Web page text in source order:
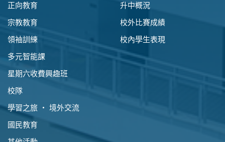
正向教育
宗教教育
領袖訓練
多元智能課
星期六收費興趣班
校隊
學習之旅 ‧ 境外交流
國民教育
升中概況
校外比賽成績
校內學生表現